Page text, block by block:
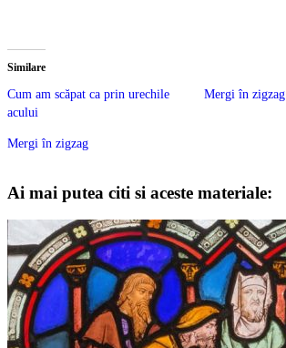
Similare
Cum am scăpat ca prin urechile
acului
Mergi în zigzag
Mergi în zigzag
Ai mai putea citi si aceste materiale: